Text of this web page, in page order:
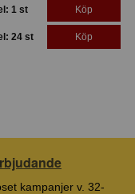
1 st Köp
24 st Köp
kampanjer v. 32-